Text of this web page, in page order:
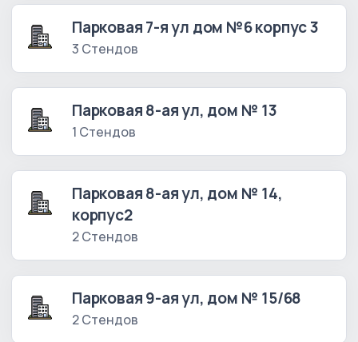
Парковая 7-я ул дом №6 корпус 3
3 Стендов
Парковая 8-ая ул, дом № 13
1 Стендов
Парковая 8-ая ул, дом № 14,
корпус2
2 Стендов
Парковая 9-ая ул, дом № 15/68
2 Стендов